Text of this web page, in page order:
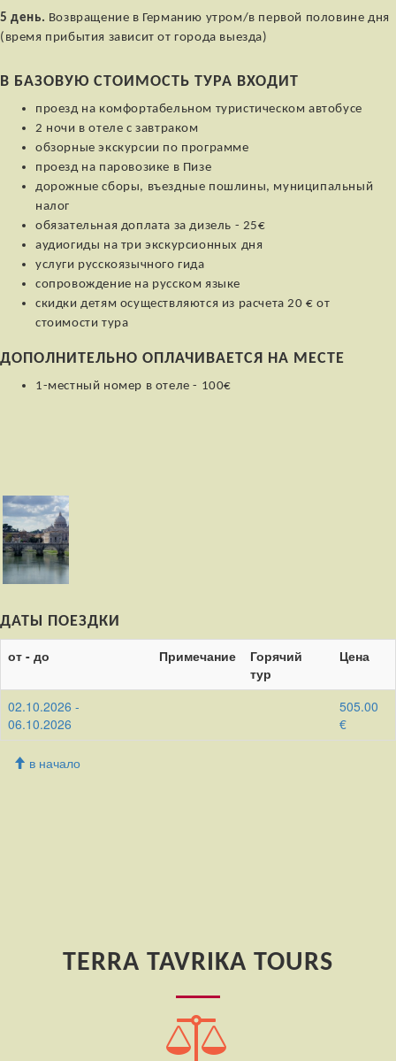
5 день. Возвращение в Германию утром/в первой половине дня
(время прибытия зависит от города выезда)
В БАЗОВУЮ СТОИМОСТЬ ТУРА ВХОДИТ
проезд на комфортабельном туристическом автобусе
2 ночи в отеле с завтраком
обзорные экскурсии по программе
проезд на паровозике в Пизе
дорожные сборы, въездные пошлины, муниципальный
налог
обязательная доплата за дизель - 25€
аудиогиды на три экскурсионных дня
услуги русскоязычного гида
сопровождение на русском языке
скидки детям осуществляются из расчета 20 € от
стоимости тура
ДОПОЛНИТЕЛЬНО ОПЛАЧИВАЕТСЯ НА МЕСТЕ
1-местный номер в отеле - 100€
ДАТЫ ПОЕЗДКИ
от - до Примечание
Горячий
тур
Цена
02.10.2026 -
06.10.2026
505.00
€
в начало
TERRA TAVRIKA TOURS